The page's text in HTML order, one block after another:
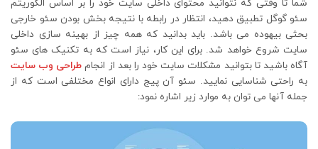
شما تا وقتی که نتوانید محتوای داخلی سایت خود را بر اساس الگوریتم
سئو گوگل تطبیق دهید، انتظار در رابطه با نتیجه بخش بودن سئو خارجی
بحثی بیهوده می باشد. باید بدانید که همه چیز از بهینه سازی داخلی
سایت شروع خواهد شد. برای این کار، نیاز است که به تکنیک های سئو
آگاه باشید تا بتوانید مشکلات سایت خود را بعد از انجام طراحی وب سایت
به راحتی شناسایی نمایید. سئو آن پیج دارای انواع مختلفی است که از
جمله آنها می توان به موارد زیر اشاره نمود: